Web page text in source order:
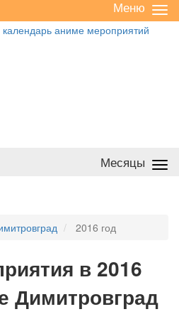
/
Меню
Месяцы
2016 год
в 2016
Димитровград